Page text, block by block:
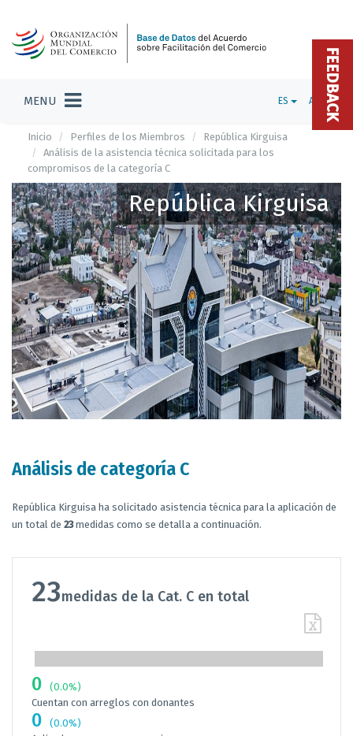
MENU ES ADMIN
Inicio Perfiles de los Miembros
República Kirguisa
Análisis de la asistencia técnica solicitada para los
compromisos de la categoría C
República Kirguisa
Análisis de categoría C
República Kirguisa ha solicitado asistencia técnica para la aplicación de
un total de 23medidas como se detalla a continuación.
23medidas de la Cat. C en total
0
(0.0%)
Cuentan con arreglos con donantes
0
(0.0%)
FEEDBACK